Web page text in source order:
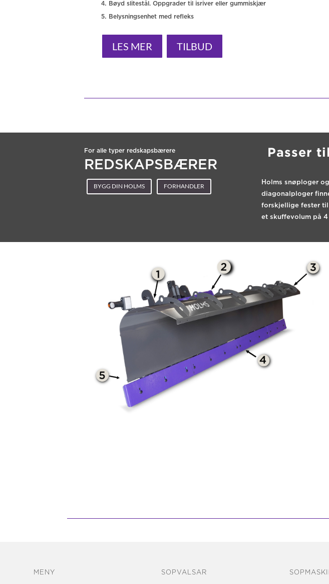
Bøyd slitestål. Oppgrader til isriver eller gummiskjær
Belysningsenhet med refleks
LES MER TILBUD
For alle typer redskapsbærere
REDSKAPSBÆRER
BYGG DIN HOLMS FORHANDLER
Passer
Holms snøploger
diagonalploger
forskjellige fester til
et skuffevolum på
MENY SOPVALSAR